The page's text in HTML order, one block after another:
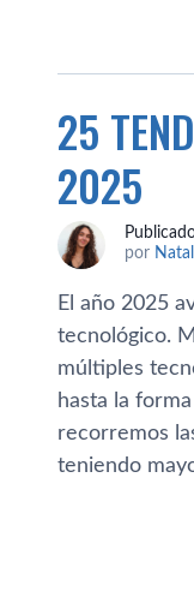
25
2025
por
El año 2025
tecnológico.
múltiples
hasta la
recorremos
teniendo